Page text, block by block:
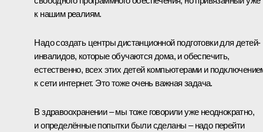
к нашим реалиям.
Надо создать центры дистанционной подготовки для детей-
инвалидов, которые обучаются дома, и обеспечить,
естественно, всех этих детей компьютерами и
к сети интернет. Это тоже очень важная задача.
В здравоохранении – мы тоже говорили уже неоднократно,
и определённые попытки были сделаны – надо перейти